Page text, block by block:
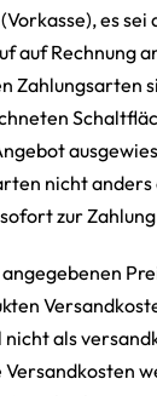
es
auf Rechnung
Zahlungsarten
nicht anders
zur
angegebenen
als